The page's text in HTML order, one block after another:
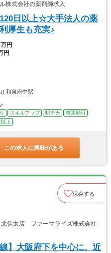
株式会社の薬剤師求人
日以上☆大手法人の薬
厚生も充実♪
円
円
) 和泉府中駅
スキルアップ 駅チカ
車通勤可
上
この求人に興味がある
保存する
信太店 ファーマライズ株式会社
】大阪府下を中心に、近